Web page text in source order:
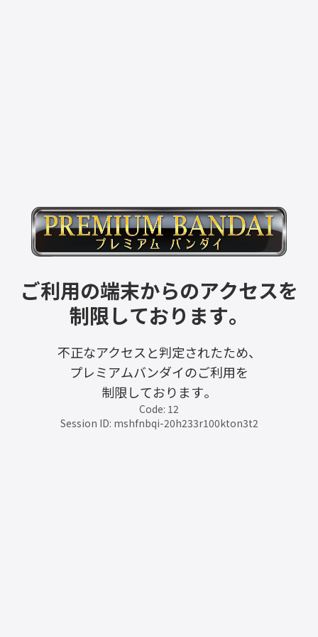
ご利用の端末からのアクセスを
制限しております。
不正なアクセスと判定されたため、
プレミアムバンダイのご利用を
制限しております。
Code: 12
Session ID: mshfnbqi-20h233r100kton3t2